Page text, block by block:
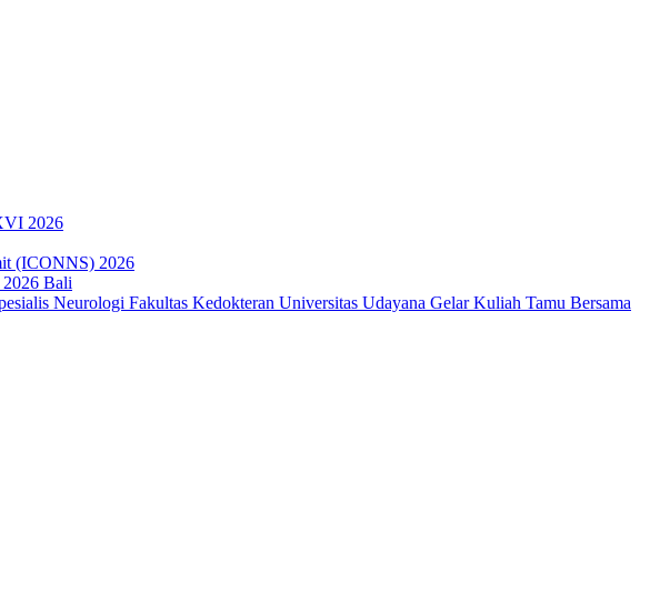
2026
(ICONNS) 2026
Bali
Neurologi Fakultas Kedokteran Universitas Udayana Gelar Kuliah Tamu Bersama